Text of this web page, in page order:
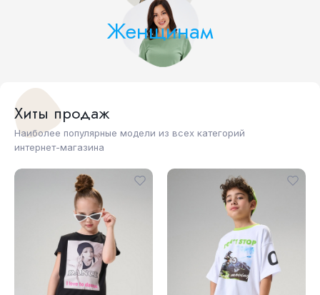
Женщинам
Хиты продаж
Наиболее популярные модели из всех категорий
интернет-магазина